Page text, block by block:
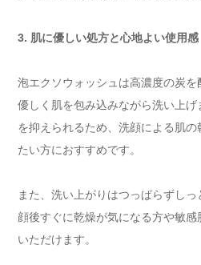
3. 肌に優しい処方と心地よい使用感
泡エクソウォッシュは高濃度の炭
優しく肌を包み込みながら洗い上
を抑えられるため、洗顔による肌の
たい方におすすめです。
また、洗い上がりはつっぱらずし
顔後すぐに乾燥が気になる方や敏
いただけます。